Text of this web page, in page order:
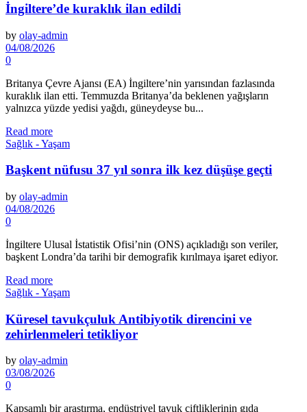
İngiltere’de kuraklık ilan edildi
by olay-admin
04/08/2026
0
Britanya Çevre Ajansı (EA) İngiltere’nin yarısından fazlasında
kuraklık ilan etti. Temmuzda Britanya’da beklenen yağışların
yalnızca yüzde yedisi yağdı, güney­deyse bu...
Read more
Sağlık - Yaşam
Başkent nüfusu 37 yıl sonra ilk kez düşüşe geçti
by olay-admin
04/08/2026
0
İngiltere Ulusal İstatistik Ofisi’nin (ONS) açıkladığı son veriler,
başkent Londra’da ta­rihi bir demografik kırılmaya işaret ediyor.
Read more
Sağlık - Yaşam
Küresel tavukçuluk Antibiyotik direncini ve
zehirlenmeleri tetikliyor
by olay-admin
03/08/2026
0
Kapsamlı bir araştırma, endüstriyel tavuk çiftliklerinin gıda